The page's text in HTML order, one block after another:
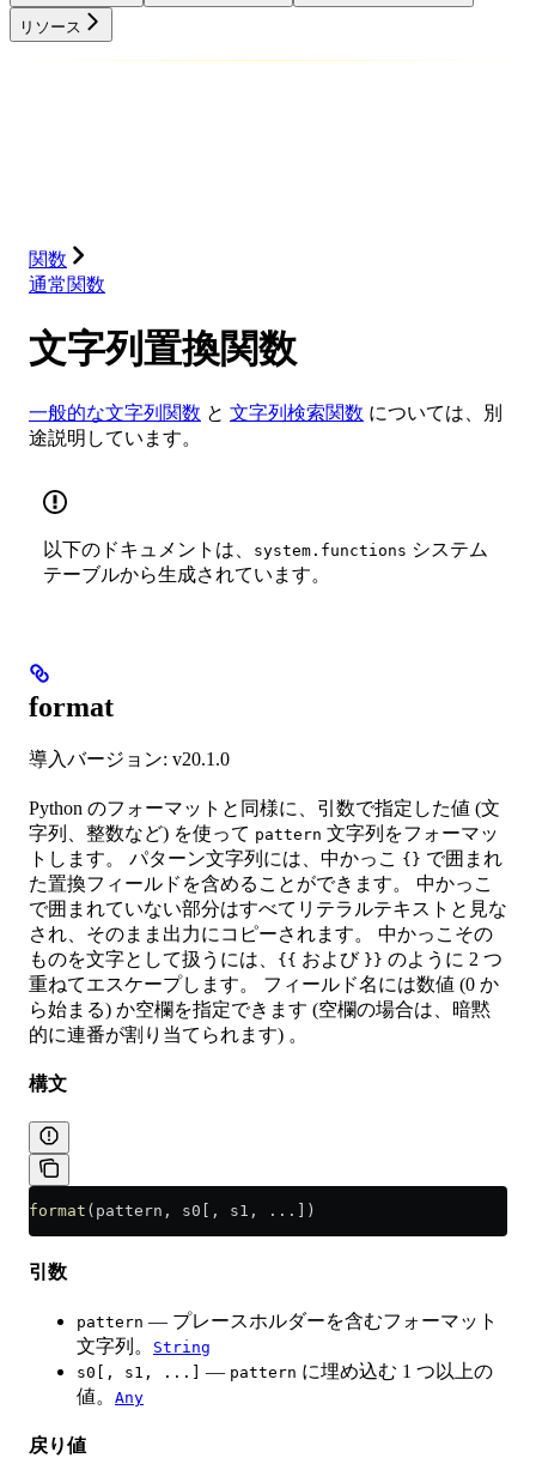
リソース
関数
通常関数
文字列置換関数
一般的な文字列関数 と 文字列検索関数 については、別
途説明しています。
以下のドキュメントは、 system.functions システム
テーブルから生成されています。
format
導入バージョン: v20.1.0
Python のフォーマットと同様に、引数で指定した値 (文
字列、整数など) を使って pattern 文字列をフォーマッ
トします。 パターン文字列には、中かっこ {} で囲まれ
た置換フィールドを含めることができます。 中かっこ
で囲まれていない部分はすべてリテラルテキストと見な
され、そのまま出力にコピーされます。 中かっこその
ものを文字として扱うには、
{{ および }} のように 2 つ
重ねてエスケープします。 フィールド名には数値 (0 か
ら始まる) か空欄を指定できます (空欄の場合は、暗黙
的に連番が割り当てられます) 。
構文
format (pattern, s0[, s1, ...])
引数
pattern — プレースホルダーを含むフォーマット
文字列。
String
s0[, s1, ...]
— pattern に埋め込む 1 つ以上の
値。 Any
戻り値